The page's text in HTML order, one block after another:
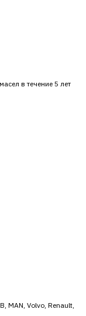
в течение 5 лет
MAN, Volvo, Renault,